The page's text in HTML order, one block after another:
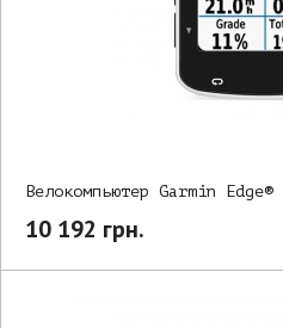
Велокомпьютер Garmin Edge®
10 192 грн.